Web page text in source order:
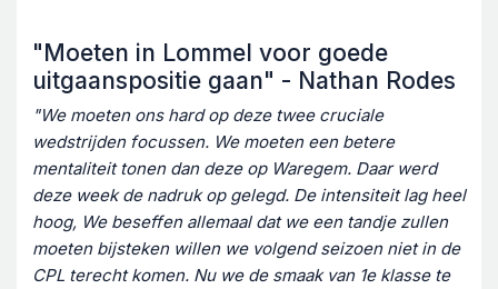
"Moeten in Lommel voor goede
uitgaanspositie gaan" - Nathan Rodes
"We moeten ons hard op deze twee cruciale
wedstrijden focussen. We moeten een betere
mentaliteit tonen dan deze op Waregem. Daar werd
deze week de nadruk op gelegd. De intensiteit lag heel
hoog, We beseffen allemaal dat we een tandje zullen
moeten bijsteken willen we volgend seizoen niet in de
CPL terecht komen. Nu we de smaak van 1e klasse te